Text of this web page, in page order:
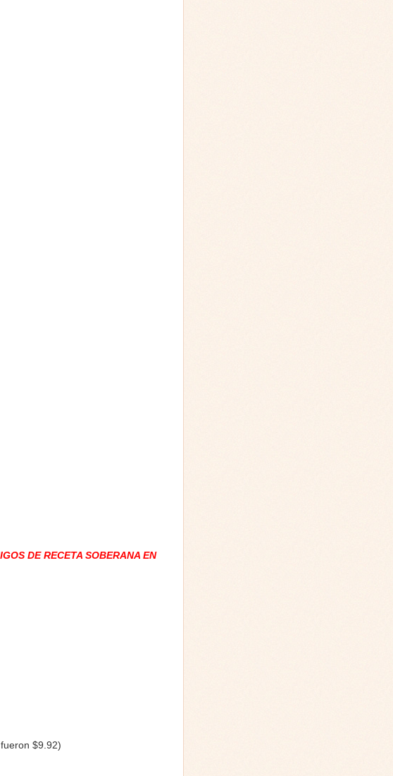
DE RECETA SOBERANA EN
$9.92)